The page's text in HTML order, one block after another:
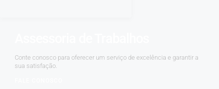
Conte conosco para oferecer um serviço de excelência e garantir a
sua satisfação.